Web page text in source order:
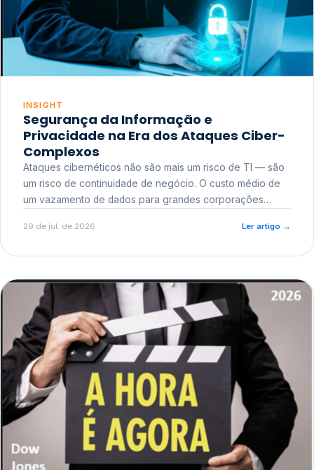
INSIGHT
Segurança da Informação e
Privacidade na Era dos Ataques Ciber-
Complexos
Ataques cibernéticos não são mais um risco de TI — são
um risco de continuidade de negócio. O custo médio de
um vazamento de dados para grandes corporações
reputacional e o risco regulatório junto a órgãos como a
29 de jul. de 2026 Ler artigo →